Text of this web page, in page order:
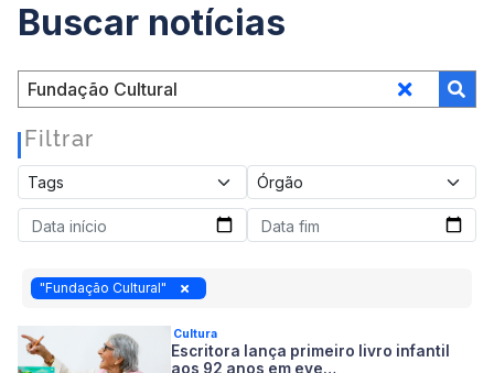
Buscar notícias
Filtrar
"Fundação Cultural"
Cultura
Escritora lança primeiro livro infantil
aos 92 anos em eve…